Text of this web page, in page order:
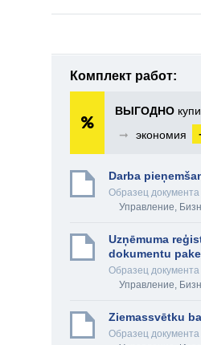
Комплект работ:
ВЫГОДНО
➞
экономия
Darba
Образец документа
Управление,
Uzņēmuma
dokumentu
Образец документа
Управление,
Ziemassvētku
Образец документа